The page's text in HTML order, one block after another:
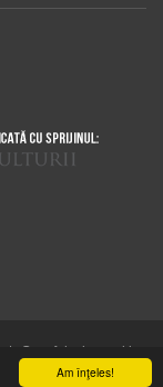
Am înţeles!
|
Cum folosim cookie-